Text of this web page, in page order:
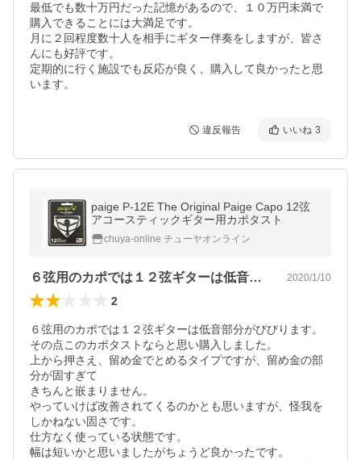
最低でも数十万円だった記憶があるので、１０万円未満で
購入できることには大満足です。
月に２回程度数十人を相手にギター伴奏をしますが、皆さ
んにも好評です。
定期的に行く施設でも反応が良く、購入して良かったと思
います。
違反報告 いいね 3
paige P-12E The Original Paige Capo 12弦
アコースティックギター用カポタスト
chuya-online チューヤオンライン
６弦用のカポでは１２弦ギターは低音部分… 2020/1/10
2
６弦用のカポでは１２弦ギターは低音部分がびびります。
その点このカポタストならと思い購入しました。
上から押さえ、留め金でとめるタイプですが、留め金の部
分が固すぎて
きちんと嵌まりません。
やっていけば改善されてくるのかとも思いますが、怪我を
しかねない固さです。
仕方なく使っている状態です。
幅は短いかと思いましたがちょうど良かったです。